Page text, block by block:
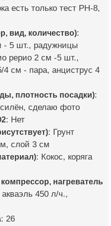
есть только тест PH-8,
вид, количество):
- 5 шт., радужницы
рерио 2 см -5 шт.,
4 см - пара, анциструс 4
плотность посадки):
силён, сделаю фото
: Нет
: Грунт
слой 3 см
: Кокос, коряга
нагреватель
450 л/ч.,
: 26